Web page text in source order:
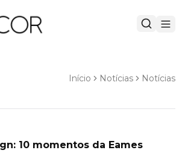
Início Notícias Notícias
10 momentos da Eames